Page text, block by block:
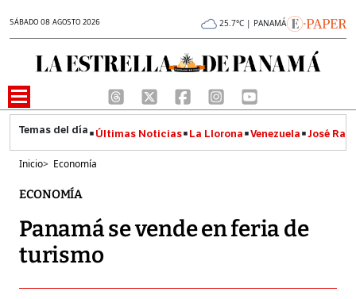
SÁBADO 08 AGOSTO 2026 25.7°C | PANAMÁ
Últimas Noticias La Llorona Venezuela José
Inicio> Economía
ECONOMÍA
Panamá se vende en feria de
turismo